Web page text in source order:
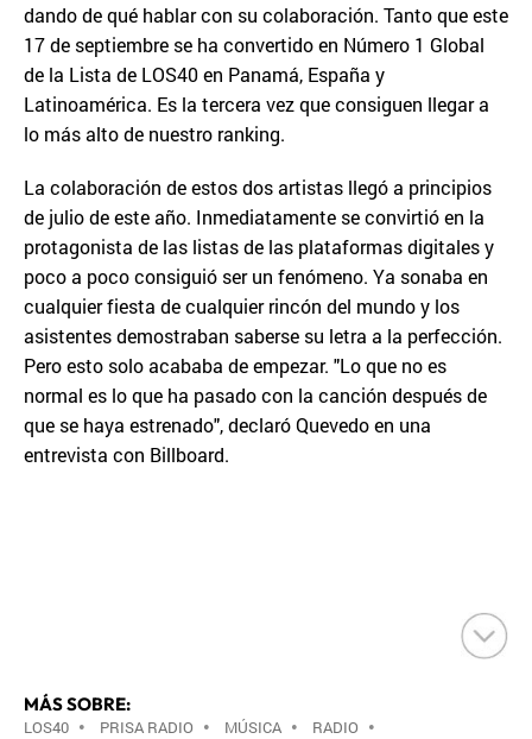
dando de qué hablar con su colaboración. Tanto que este
17 de septiembre se ha convertido en Número 1 Global
de la Lista de LOS40 en Panamá, España y
Latinoamérica. Es la tercera vez que consiguen llegar a
lo más alto de nuestro ranking.
La colaboración de estos dos artistas llegó a principios
de julio de este año. Inmediatamente se convirtió en la
protagonista de las listas de las plataformas digitales y
poco a poco consiguió ser un fenómeno. Ya sonaba en
cualquier fiesta de cualquier rincón del mundo y los
asistentes demostraban saberse su letra a la perfección.
Pero esto solo acababa de empezar. "Lo que no es
normal es lo que ha pasado con la canción después de
que se haya estrenado", declaró Quevedo en una
entrevista con Billboard.
MÁS SOBRE:
LOS40 • PRISA RADIO • MÚSICA • RADIO •